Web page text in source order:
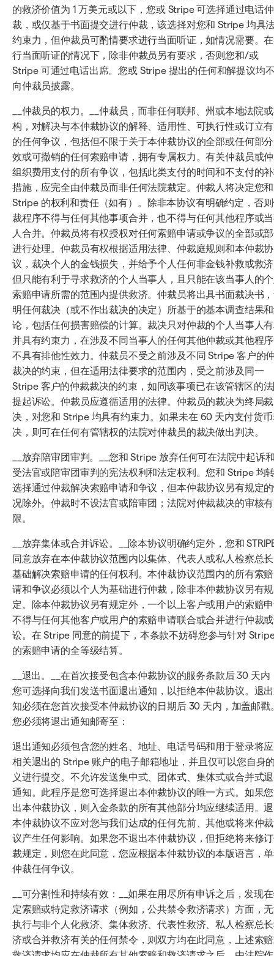
的救济价值为 1 万美元或以下，您或 Stripe 可选择通过电话仲
裁，或仅基于书面提交进行仲裁，该选择对您和 Stripe 均具
约束力，但仲裁员可酌情要求进行当面听证，如情况需要。
行当面听证的情况下，除非仲裁员另有要求，否则您和/或
Stripe 可通过电话出席。您或 Stripe 提出的任何和解提议均
向仲裁员披露。
__仲裁员的权力。__仲裁员，而非任何联邦、州或本地法院
构，对解决与本仲裁协议的解释、适用性、可执行性或订立
的任何争议，包括但不限于关于本仲裁协议的全部或任何部
效或可撤销的任何索赔申请，拥有专属权力。有关仲裁员或
组织费用支付的所有争议，包括此类支付的时间和不支付的
措施，应完全由仲裁员而非任何法院裁定。仲裁人将决定您和
Stripe 的权利和责任（如有）。除非本协议有明确约定，否
裁程序不得与任何其他事项合并，也不得与任何其他程序或
人合并。仲裁员将有权授权对任何索赔申请或争议的全部或
进行处理。仲裁员有权根据适用法律、仲裁庭规则和本仲裁协
议，裁决个人的金钱损失，并给予个人任何非金钱补救或救
但只能有利于寻求救济的个人当事人，且只能在该当事人的
索赔申请所需的范围内提供救济。仲裁员将出具书面裁决书
明任何裁决（或不作出裁决的决定）所基于的基本调查结果
论，包括任何损害赔偿的计算。裁决只对仲裁的个人当事人
并具有约束力，在涉及不同当事人的任何其他仲裁或其他程
不具有排他性效力。仲裁员不受之前涉及不同 Stripe 客户的
裁决的约束，但在适用法律要求的范围内，受之前涉及同一
Stripe 客户的仲裁裁决的约束，如同该事项已在该管辖区的
提起诉讼。仲裁员应遵循适用的法律。仲裁员的裁决为终局裁
决，对您和 Stripe 均具有约束力。如果未在 60 天内支付货
决，则可在任何有管辖权的法院对仲裁员的裁决做出判决。
__放弃陪审团审判。__您和 Stripe 放弃任何可在法院中起诉
受法官或陪审团审判的宪法权利和法定权利。您和 Stripe 均
选择通过仲裁解决索赔申请和争议，但本仲裁协议另有规定
况除外。仲裁时不设法官或陪审团；法院对仲裁裁决的审核有
限。
__放弃集体或合并诉讼。__除本协议明确约定外，您和
同意放弃在本仲裁协议范围内以集体、代表人或私人检察总
基础解决索赔申请的任何权利。本仲裁协议范围内的所有索
请和争议必须以个人为基础进行仲裁，除非本仲裁协议另有规
定。除本仲裁协议另有规定外，一个以上客户或用户的索赔
不得与任何其他客户或用户的索赔申请联合或合并进行仲裁
讼。在 Stripe 同意的前提下，本条款不妨碍您参与针对
的索赔申请的全等级结算。
__退出。__在首次接受包含本仲裁协议的服务条款后 30 天内
您可选择向我们发送书面退出通知，以拒绝本仲裁协议。退
知必须在您首次接受本仲裁协议的日期后 30 天内，加盖邮戳
您必须将退出通知邮寄至：
退出通知必须包含您的姓名、地址、电话号码和用于登录将
相关退出的 Stripe 账户的电子邮箱地址，并且仅可以您自身
义进行提交。不允许发送集中式、团体式、集体式或合并式
通知。此程序是您可选择退出本仲裁协议的唯一方式。如果
出本仲裁协议，则入金条款的所有其他部分均应继续适用。
本仲裁协议不应对您与我们达成的任何先前、其他或将来仲
议产生任何影响。如果您不退出本仲裁协议，但拒绝将来修
裁规定，则您在此同意，您应根据本仲裁协议的本版语言，
仲裁任何争议。
__可分割性和持续有效：__如果在用尽所有申诉之后，发现
定索赔或特定救济请求（例如，公共禁令救济请求）方面，
执行与非个人化救济、集体救济、代表性救济、私人检察总
济或合并救济有关的任何禁令，则双方均在此同意，上述索